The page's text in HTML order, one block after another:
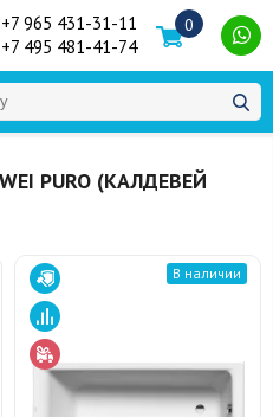
+7 965 431-31-11
+7 495 481-41-74
0
PURO (КАЛДЕВЕЙ
В наличии